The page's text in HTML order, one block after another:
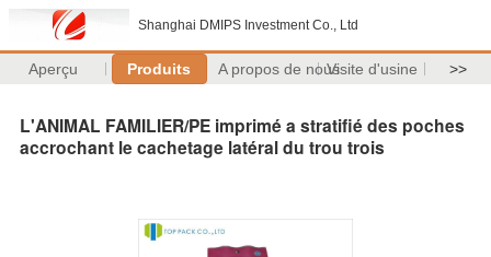
Shanghai DMIPS Investment Co., Ltd
Aperçu Produits A propos de nousVisite d'usine >>
L'ANIMAL FAMILIER/PE imprimé a stratifié des poches
accrochant le cachetage latéral du trou trois